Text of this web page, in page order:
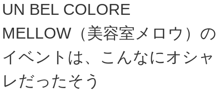
UN BEL COLORE
MELLOW（美容室メロウ）の
イベントは、こんなにオシャ
レだったそう